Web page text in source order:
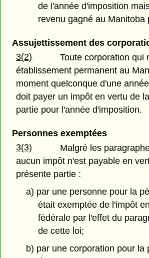
de l'année d'imposition
revenu gagné au Manitoba
Assujettissement des
3(2)
Toute corporation qui
établissement permanent au
moment quelconque d'une
doit payer un impôt en vertu de
partie pour l'année d'imposition.
Personnes exemptées
3(3)
Malgré les
aucun impôt n'est payable en
présente partie :
a) par une personne pour la
était exemptée de l'impôt
fédérale par l'effet du
de cette loi;
b) par une corporation pour la